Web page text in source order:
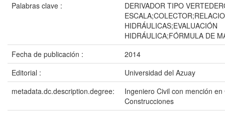
Palabras clave :
DERIVADOR TIPO
HIDRÁULICAS;EVALUACIÓN
HIDRÁULICA;FÓRMULA DE
Fecha de publicación :
2014
Editorial :
Universidad del Azuay
metadata.dc.description.degree:
Ingeniero Civil con mención
Construcciones